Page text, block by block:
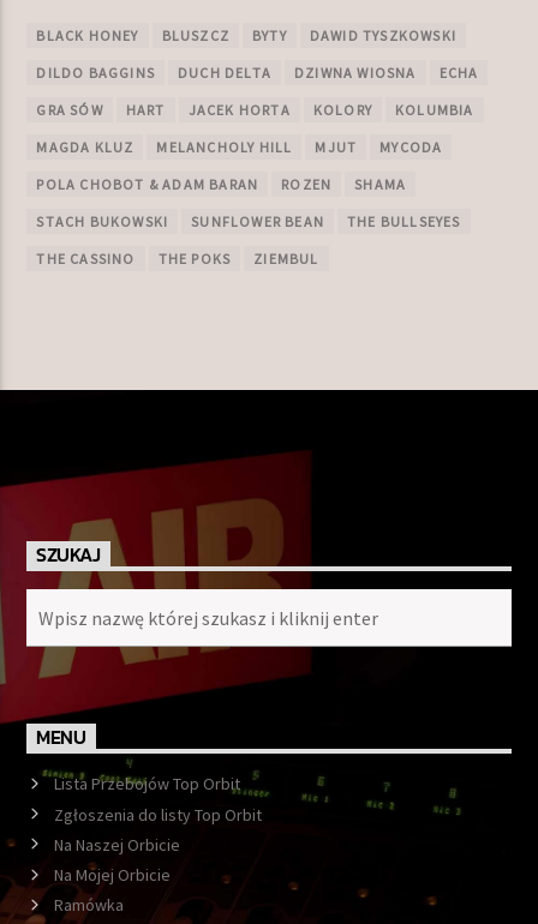
BLACK HONEY BLUSZCZ BYTY DAWID TYSZKOWSKI
DILDO BAGGINS DUCH DELTA DZIWNA WIOSNA ECHA
GRA SÓW HART JACEK HORTA KOLORY KOLUMBIA
MAGDA KLUZ MELANCHOLY HILL MJUT MYCODA
POLA CHOBOT & ADAM BARAN ROZEN SHAMA
STACH BUKOWSKI SUNFLOWER BEAN THE BULLSEYES
THE CASSINO THE POKS ZIEMBUL
SZUKAJ
MENU
Lista Przebojów Top Orbit
Zgłoszenia do listy Top Orbit
Na Naszej Orbicie
Na Mojej Orbicie
Ramówka